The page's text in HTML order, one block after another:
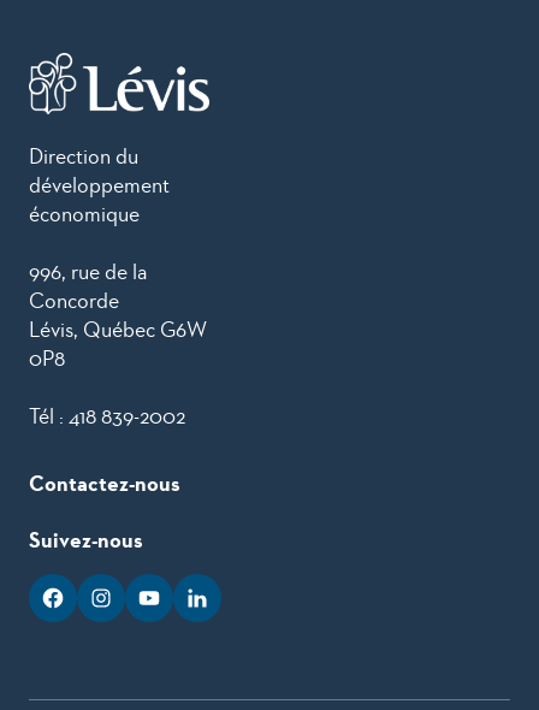
Direction du
développement
économique
996, rue de la
Concorde
Lévis, Québec G6W
0P8
Tél : 418 839-2002
Contactez-nous
Suivez-nous
facebookgoogleplusgoogleplusgoogleplus